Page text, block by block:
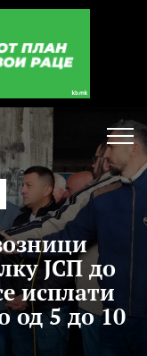
ЈСП до
исплати
од 5 до 10